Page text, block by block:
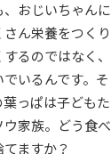
おじいちゃん
ん栄養をつく
るのではなく
いるんです。
っぱは子どもた
家族。どう食
ますか？